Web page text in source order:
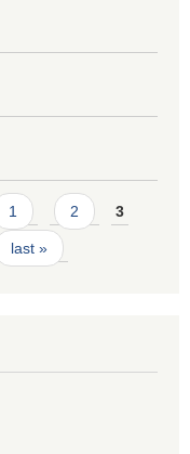
1 2 3
last »